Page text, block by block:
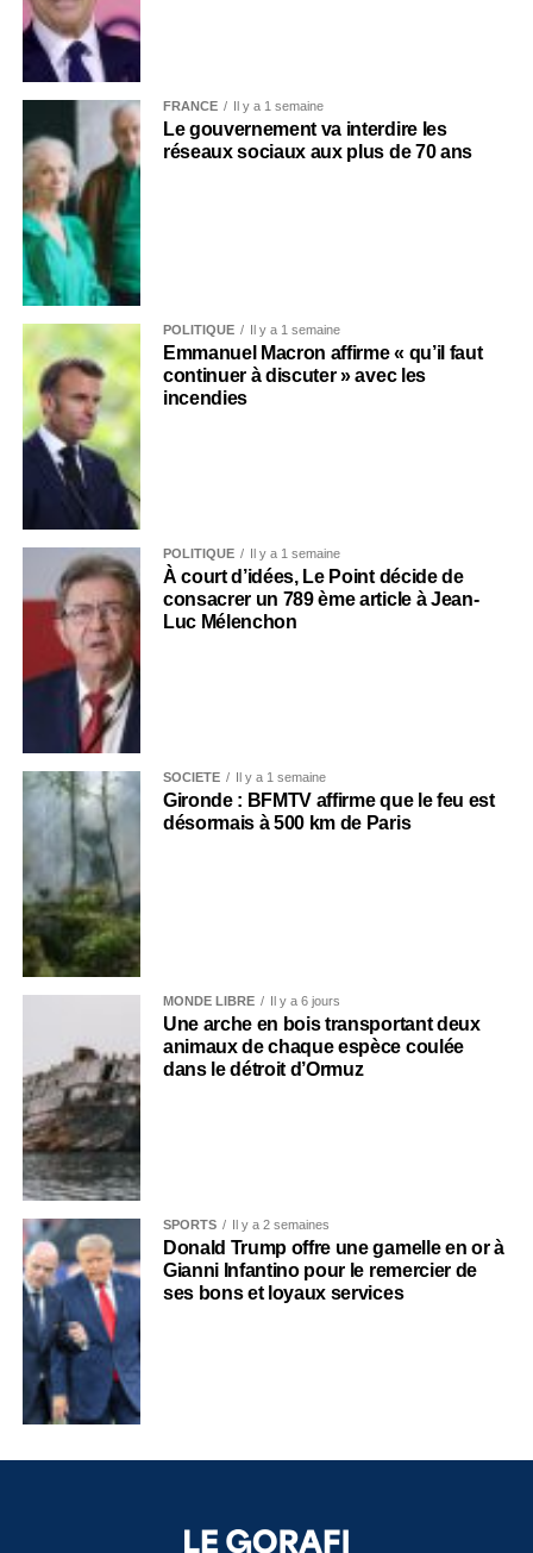
FRANCE Il y a 1 semaine
Le gouvernement va interdire les
réseaux sociaux aux plus de 70 ans
POLITIQUE Il y a 1 semaine
Emmanuel Macron affirme « qu’il faut
continuer à discuter » avec les
incendies
POLITIQUE Il y a 1 semaine
À court d’idées, Le Point décide de
consacrer un 789 ème article à Jean-
Luc Mélenchon
SOCIÉTÉ Il y a 1 semaine
Gironde : BFMTV affirme que le feu est
désormais à 500 km de Paris
MONDE LIBRE Il y a 6 jours
Une arche en bois transportant deux
animaux de chaque espèce coulée
dans le détroit d’Ormuz
SPORTS Il y a 2 semaines
Donald Trump offre une gamelle en or à
Gianni Infantino pour le remercier de
ses bons et loyaux services